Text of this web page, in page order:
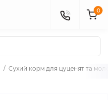
0
Сухий корм для цуценят та